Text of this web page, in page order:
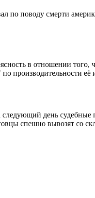
по поводу смерти
в отношении того,
производительности её
день
спешно вывозят со